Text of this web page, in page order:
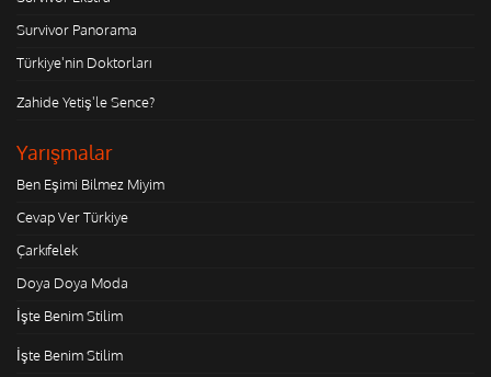
Survivor Panorama
Türkiye'nin Doktorları
Zahide Yetiş'le Sence?
Yarışmalar
Ben Eşimi Bilmez Miyim
Cevap Ver Türkiye
Çarkıfelek
Doya Doya Moda
İşte Benim Stilim
İşte Benim Stilim